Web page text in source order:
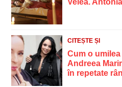
Velea.
CITEȘTE ȘI
Cum o
Andreea
în repetate